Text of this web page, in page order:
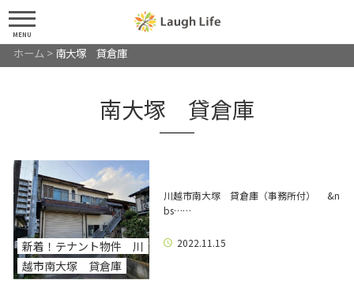
MENU
ホーム > 南大塚 貸倉庫
南大塚 貸倉庫
新着！テナント物件 川
越市南大塚 貸倉庫
川越市南大塚 貸倉庫（事務所付） &n
bs……
2022.11.15